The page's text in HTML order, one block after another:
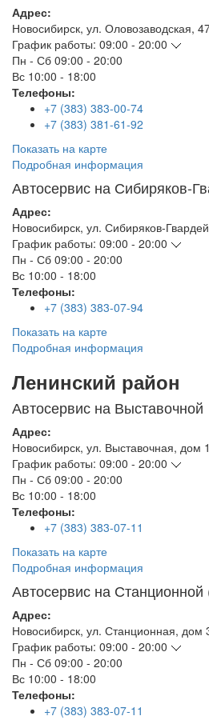
Адрес:
Новосибирск, ул. Оловозаводская,
График работы: 09:00 - 20:00
Пн - Сб 09:00 - 20:00
Вс 10:00 - 18:00
Телефоны:
+7 (383) 383-00-74
+7 (383) 381-61-92
Показать на карте
Подробная информация
Автосервис на Сибиряков-
Адрес:
Новосибирск, ул. Сибиряков-
График работы: 09:00 - 20:00
Пн - Сб 09:00 - 20:00
Вс 10:00 - 18:00
Телефоны:
+7 (383) 383-07-94
Показать на карте
Подробная информация
Ленинский район
Автосервис на Выставочной
Адрес:
Новосибирск, ул. Выставочная, дом
График работы: 09:00 - 20:00
Пн - Сб 09:00 - 20:00
Вс 10:00 - 18:00
Телефоны:
+7 (383) 383-07-11
Показать на карте
Подробная информация
Автосервис на Станционной
Адрес:
Новосибирск, ул. Станционная, дом
График работы: 09:00 - 20:00
Пн - Сб 09:00 - 20:00
Вс 10:00 - 18:00
Телефоны:
+7 (383) 383-07-11